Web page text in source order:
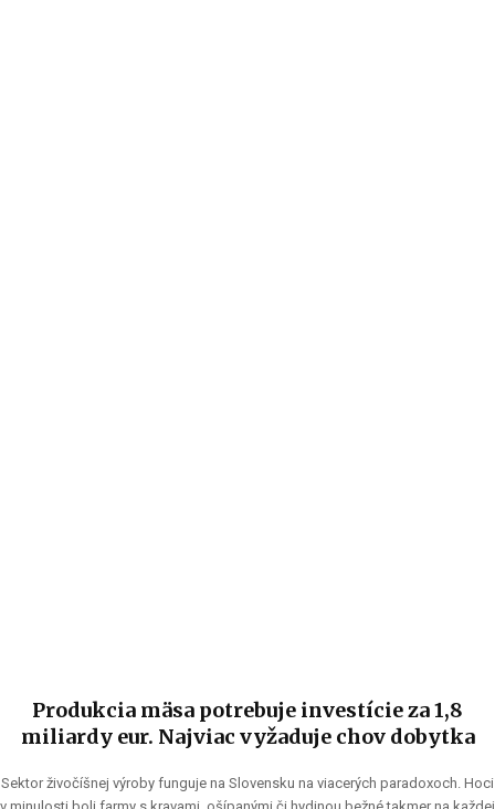
Produkcia mäsa potrebuje investície za 1,8
miliardy eur. Najviac vyžaduje chov dobytka
Sektor živočíšnej výroby funguje na Slovensku na viacerých paradoxoch. Hoci